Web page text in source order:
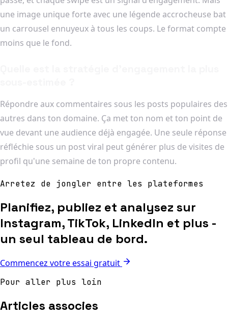
une image unique forte avec une légende accrocheuse bat
un carrousel ennuyeux à tous les coups. Le format compte
moins que le fond.
Répondre aux commentaires sous les posts populaires des
autres dans ton domaine. Ça met ton nom et ton point de
vue devant une audience déjà engagée. Une seule réponse
réfléchie sous un post viral peut générer plus de visites de
profil qu'une semaine de ton propre contenu.
Arretez de jongler entre les plateformes
Planifiez, publiez et analysez sur
Instagram, TikTok, LinkedIn et plus -
un seul tableau de bord.
Commencez votre essai gratuit
Pour aller plus loin
Articles associes